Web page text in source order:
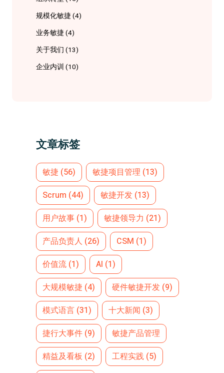
规模化敏捷(4)
业务敏捷(4)
关于我们 (13)
企业内训 (10)
文章标签
敏捷 (56) 敏捷项目管理 (13)
Scrum (44) 敏捷开发 (13)
用户故事 (1) 敏捷领导力 (21)
产品负责人 (26) CSM (1)
价值流 (1) AI (1)
大规模敏捷 (4) 硬件敏捷开发 (9)
模式语言 (31) 十大新闻 (3)
捷行大事件 (9)
敏捷产品管理
精益及看板 (2) 工程实践 (5)